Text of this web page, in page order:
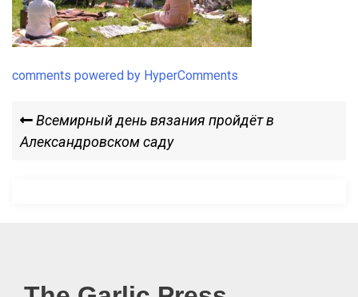
comments powered by HyperComments
Навигация
Previous
Post
Всемирный день вязания пройдёт в
Александровском саду